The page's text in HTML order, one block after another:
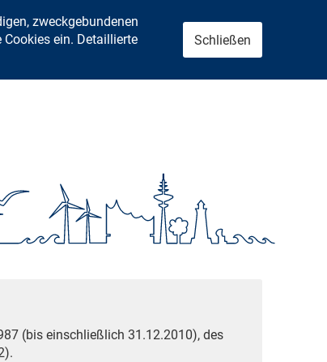
zweckgebundenen
ein. Detaillierte
Schließen
(bis einschließlich 31.12.2010), des